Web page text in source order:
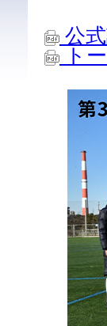
公
ト